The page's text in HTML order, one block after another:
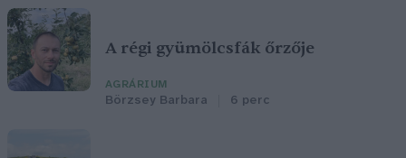
A régi gyümölcsfák őrzője
AGRÁRIUM
Börzsey Barbara 6 perc